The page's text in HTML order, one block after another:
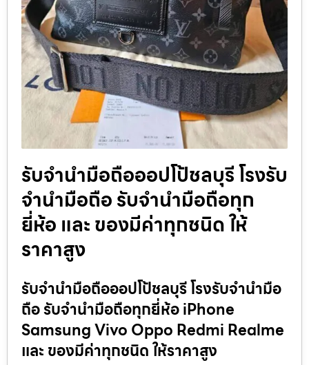
รับจำนำมือถือออปโป้ชลบุรี โรงรับ
จำนำมือถือ รับจำนำมือถือทุก
ยี่ห้อ และ ของมีค่าทุกชนิด ให้
ราคาสูง
รับจำนำมือถือออปโป้ชลบุรี โรงรับจำนำมือ
ถือ รับจำนำมือถือทุกยี่ห้อ iPhone
Samsung Vivo Oppo Redmi Realme
และ ของมีค่าทุกชนิด ให้ราคาสูง